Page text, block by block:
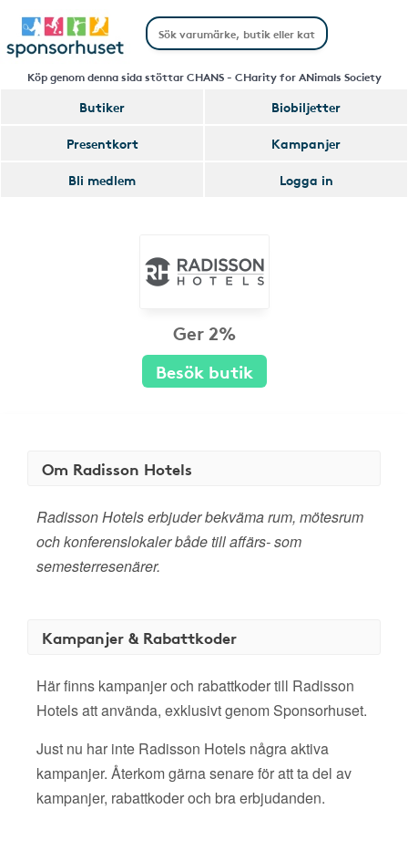
Köp genom denna sida stöttar CHANS - CHarity for ANimals Society
Butiker
Biobiljetter
Presentkort
Kampanjer
Bli medlem
Logga in
Ger 2%
Besök butik
Om Radisson Hotels
Radisson Hotels erbjuder bekväma rum, mötesrum
och konferenslokaler både till affärs- som
semesterresenärer.
Kampanjer & Rabattkoder
Här finns kampanjer och rabattkoder till Radisson
Hotels att använda, exklusivt genom Sponsorhuset.
Just nu har inte Radisson Hotels några aktiva
kampanjer. Återkom gärna senare för att ta del av
kampanjer, rabattkoder och bra erbjudanden.